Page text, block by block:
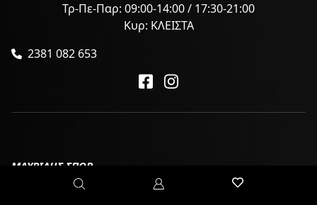
Τρ-Πε-Παρ: 09:00-14:00 / 17:30-21:00
Κυρ: ΚΛΕΙΣΤΑ
2381 082 653
ΜΑΥΡΙΔΗΣ ΣΠΟΡ
Ποιοι Είμαστε